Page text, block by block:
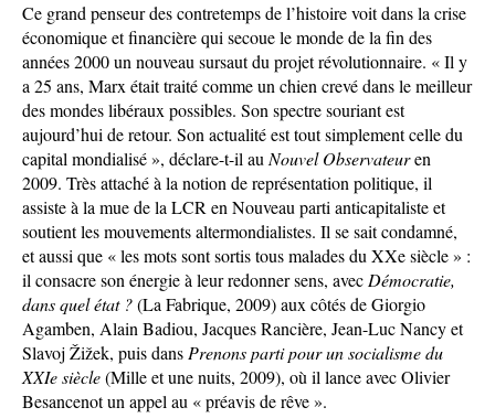
Ce grand penseur des contretemps de l’histoire voit dans la crise
économique et financière qui secoue le monde de la fin des
années 2000 un nouveau sursaut du projet révolutionnaire. « Il y
a 25 ans, Marx était traité comme un chien crevé dans le meilleur
des mondes libéraux possibles. Son spectre souriant est
aujourd’hui de retour. Son actualité est tout simplement celle du
capital mondialisé », déclare-t-il au Nouvel Observateuren
2009. Très attaché à la notion de représentation politique, il
assiste à la mue de la LCR en Nouveau parti anticapitaliste et
soutient les mouvements altermondialistes. Il se sait condamné,
et aussi que « les mots sont sortis tous malades du XXe siècle » :
il consacre son énergie à leur redonner sens, avec Démocratie,
dans quel état ?(La Fabrique, 2009) aux côtés de Giorgio
Agamben, Alain Badiou, Jacques Rancière, Jean-Luc Nancy et
Slavoj Žižek, puis dans Prenons parti pour un socialisme du
XXIe siècle(Mille et une nuits, 2009), où il lance avec Olivier
Besancenot un appel au « préavis de rêve ».